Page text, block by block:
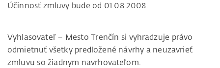
Účinnosť zmluvy bude od 01.08.2008.
Vyhlasovateľ – Mesto Trenčín si vyhradzuje právo
odmietnuť všetky predložené návrhy a neuzavrieť
zmluvu so žiadnym navrhovateľom.